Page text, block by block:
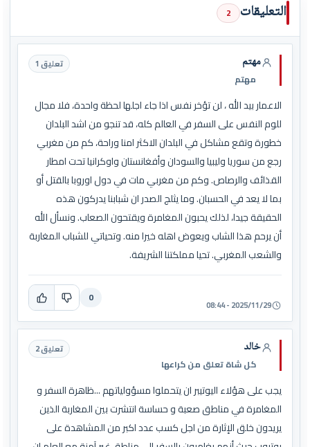
التعليقات 2
مهتم
مهتم
تعليق 1
الاعمار بيد الله ، لن تؤخر نفس اذا جاء اجلها لحظة واحدة، فلا مجال
للوم النفس على السفر في العالم كله، قد تنجو من اشد البلدان
خطورة وتقع مشاكل في البلدان الاكثر امنا وراحة، كم من مغربي
رجع من سوريا وليبيا والسودان وأفغانستان واوكرانيا تحت امطار
القذائف والرصاص. وكم من مغربي مات في دول اوروبا بالقتل أو
بما لا يعد في الحسبان. وما يثلج الصدر ان شبابنا يدركون هذه
الحقيقة جيدا، لذلك يحبون المغامرة ويقتحون الصعاب. ونسأل الله
أن يرحم هذا الشاب ويعوض اهله خيرا منه. وتحياتي للشباب المغاربة
والشعب المغربي. تحيا مملكتنا الشريفة.
2025/11/29 - 08:44
0
خالد
كل شاة تعلق من كراعها
تعليق 2
يجب على هؤلاء اليوتيبر ان يتحملوا مسؤولياتهم ...ظاهرة السفر و
المغامرة في مناطق صعبة و حساسة انتشرت بين المغاربة الذين
يريدون خلق الإثارة من اجل كسب عدد اكبر من المشاهدة على